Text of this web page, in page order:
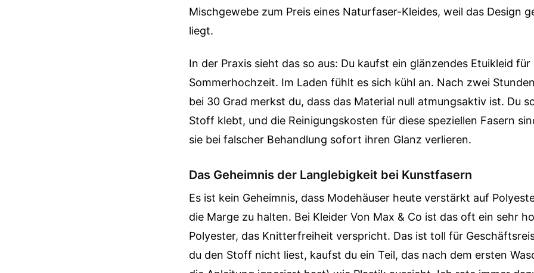
Mischgewebe zum Preis eines Naturfaser-Kleides, weil das Design
liegt.
In der Praxis sieht das so aus: Du kaufst ein glänzendes Etuikleid für
Sommerhochzeit. Im Laden fühlt es sich kühl an. Nach zwei
bei 30 Grad merkst du, dass das Material null atmungsaktiv ist. Du
Stoff klebt, und die Reinigungskosten für diese speziellen Fasern
sie bei falscher Behandlung sofort ihren Glanz verlieren.
Das Geheimnis der Langlebigkeit bei Kunstfasern
Es ist kein Geheimnis, dass Modehäuser heute verstärkt auf
die Marge zu halten. Bei Kleider Von Max & Co ist das oft ein sehr
Polyester, das Knitterfreiheit verspricht. Das ist toll für
du den Stoff nicht liest, kaufst du ein Teil, das nach dem ersten